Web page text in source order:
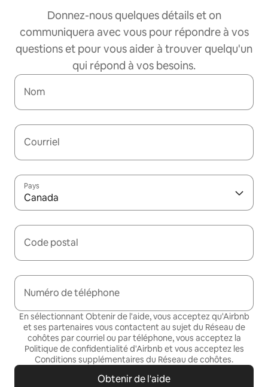
Donnez-nous quelques détails et on
communiquera avec vous pour répondre à vos
questions et pour vous aider à trouver quelqu'un
qui répond à vos besoins.
Nom
Courriel
Pays
Canada
Code postal
Numéro de téléphone
En sélectionnant Obtenir de l'aide, vous acceptez qu'Airbnb
et ses partenaires vous contactent au sujet du Réseau de
cohôtes par courriel ou par téléphone, vous acceptez la
Politique de confidentialitéd'Airbnb et vous acceptez les
Conditions supplémentaires du Réseau de cohôtes.
Obtenir de l'aide